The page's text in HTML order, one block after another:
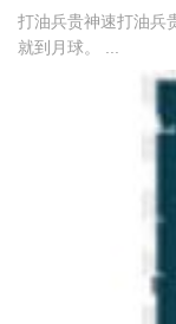
打油兵贵神速打油兵
就到月球。 ...